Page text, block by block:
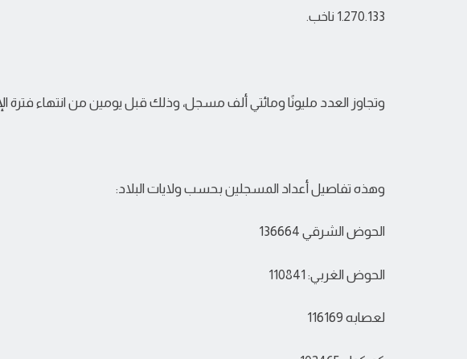
1.270.133 ناخب.
وتجاوز العدد مليونًا ومائتي ألف مسجل، وذلك قبل يومين من انتهاء فترة
وهذه تفاصيل أعداد المسجلين بحسب ولايات البلاد:
الحوض الشرقي 136664
الحوض الغربي: 110841
لعصابه 116169